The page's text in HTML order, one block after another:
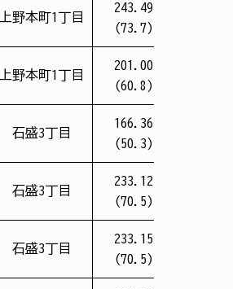
上野本町1丁目
243.49
(73.7)
上野本町1丁目
201.00
(60.8)
石盛3丁目
166.36
(50.3)
石盛3丁目
233.12
(70.5)
石盛3丁目
233.15
(70.5)